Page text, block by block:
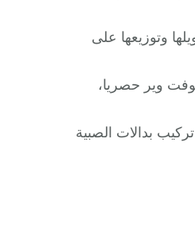
وتوزيعها على
وير حصريا،
بدالات الصبية